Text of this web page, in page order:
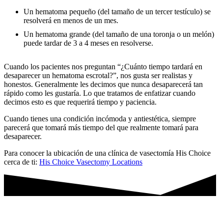
Un hematoma pequeño (del tamaño de un tercer testículo) se
resolverá en menos de un mes.
Un hematoma grande (del tamaño de una toronja o un melón)
puede tardar de 3 a 4 meses en resolverse.
Cuando los pacientes nos preguntan “¿Cuánto tiempo tardará en
desaparecer un hematoma escrotal?”, nos gusta ser realistas y
honestos. Generalmente les decimos que nunca desaparecerá tan
rápido como les gustaría. Lo que tratamos de enfatizar cuando
decimos esto es que requerirá tiempo y paciencia.
Cuando tienes una condición incómoda y antiestética, siempre
parecerá que tomará más tiempo del que realmente tomará para
desaparecer.
Para conocer la ubicación de una clínica de vasectomía His Choice
cerca de ti: His Choice Vasectomy Locations